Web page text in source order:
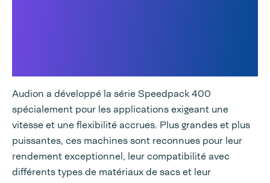
Audion a développé la série Speedpack 400
spécialement pour les applications exigeant une
vitesse et une flexibilité accrues. Plus grandes et plus
puissantes, ces machines sont reconnues pour leur
rendement exceptionnel, leur compatibilité avec
différents types de matériaux de sacs et leur